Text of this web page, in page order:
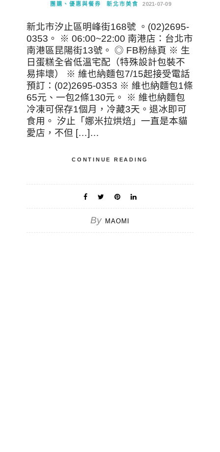
團購、優惠與餐券 新北市美食 2021-07-09
新北市汐止區明峰街168號 。(02)2695-
0353。 ※ 06:00~22:00 南港店：台北市
南港區昆陽街13號。 ◎ FB粉絲頁 ※ 生
日蛋糕全省低溫宅配（特殊設計包裝不
易摔壞） ※ 維也納麵包7/15起接受電話
預訂：(02)2695-0353 ※ 維也納麵包1條
65元、一包2條130元。 ※ 維也納麵包
冷凍可保存1個月，冷藏3天。退冰即可
食用。 汐止「娜米拉烘焙」一直是本貓
愛店，不但 […]…
CONTINUE READING
By MAOMI